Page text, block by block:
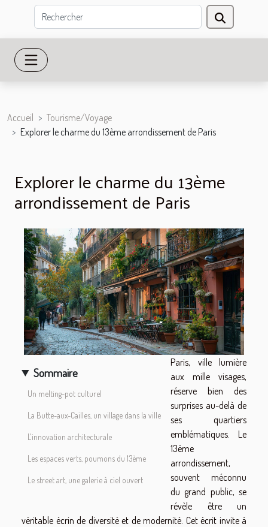
Accueil
Tourisme/Voyage
Explorer le charme du 13ème arrondissement de Paris
Explorer le charme du 13ème
arrondissement de Paris
Sommaire
Un melting-pot culturel
La Butte-aux-Cailles, un village dans la ville
L'innovation architecturale
Les espaces verts, poumons du 13ème
Le street art, une galerie à ciel ouvert
Paris, ville lumière
aux mille visages,
réserve bien des
surprises au-delà de
ses quartiers
emblématiques. Le
13ème
arrondissement,
souvent méconnu
du grand public, se
révèle être un
véritable écrin de diversité et de modernité. Cet écrit invite à